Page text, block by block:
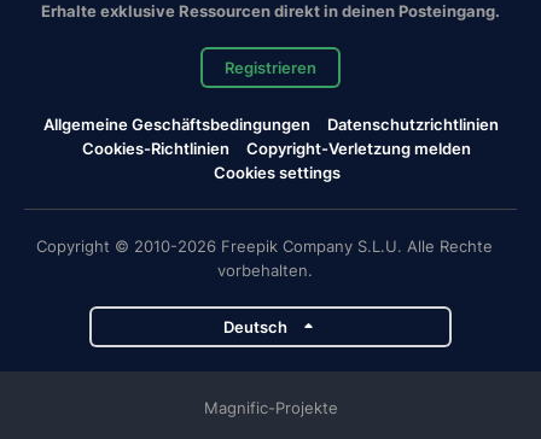
Erhalte exklusive Ressourcen direkt in deinen Posteingang.
Registrieren
Allgemeine Geschäftsbedingungen
Datenschutzrichtlinien
Cookies-Richtlinien
Copyright-Verletzung melden
Cookies settings
Copyright © 2010-2026 Freepik Company S.L.U. Alle Rechte
vorbehalten.
Deutsch
Magnific-Projekte